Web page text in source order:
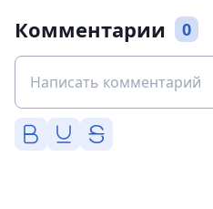
Комментарии 0